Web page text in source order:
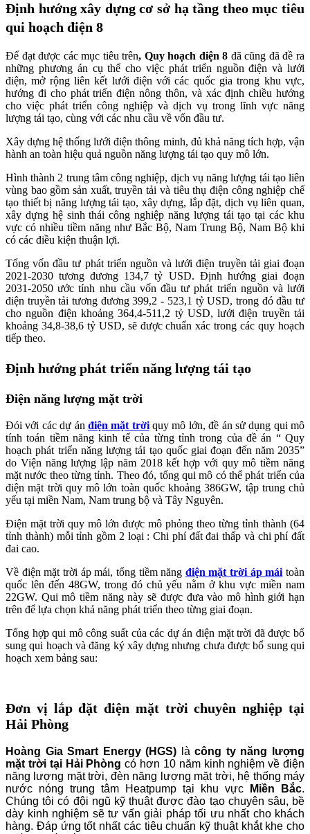
Định hướng xây dựng cơ sở hạ tầng theo mục tiêu
qui hoạch điện 8
Để đạt được các mục tiêu trên, Quy hoạch điện 8 đã cũng đã đề ra
những phương án cụ thể cho việc phát triển nguồn điện và lưới
điện, mở rộng liên kết lưới điện với các quốc gia trong khu vực,
hướng đi cho phát triển điện nông thôn, và xác định chiều hướng
cho việc phát triển công nghiệp và dịch vụ trong lĩnh vực năng
lượng tái tạo, cùng với các nhu cầu về vốn đầu tư.
Xây dựng hệ thống lưới điện thông minh, đủ khả năng tích hợp, vận
hành an toàn hiệu quả nguồn năng lượng tái tạo quy mô lớn.
Hình thành 2 trung tâm công nghiệp, dịch vụ năng lượng tái tạo liên
vùng bao gồm sản xuất, truyền tải và tiêu thụ điện công nghiệp chế
tạo thiết bị năng lượng tái tạo, xây dựng, lắp đặt, dịch vụ liên quan,
xây dựng hệ sinh thái công nghiệp năng lượng tái tạo tại các khu
vực có nhiều tiềm năng như Bắc Bộ, Nam Trung Bộ, Nam Bộ khi
có các điều kiện thuận lợi.
Tổng vốn đầu tư phát triển nguồn và lưới điện truyền tải giai đoạn
2021-2030 tương đương 134,7 tỷ USD. Định hướng giai đoạn
2031-2050 ước tính nhu cầu vốn đầu tư phát triển nguồn và lưới
điện truyền tải tương đương 399,2 - 523,1 tỷ USD, trong đó đầu tư
cho nguồn điện khoảng 364,4-511,2 tỷ USD, lưới điện truyền tải
khoảng 34,8-38,6 tỷ USD, sẽ được chuẩn xác trong các quy hoạch
tiếp theo.
Định hướng phát triển năng lượng tái tạo
Điện năng lượng mặt trời
Đói với các dự án điện mặt trời quy mô lớn, đề án sử dụng qui mô
tính toán tiềm năng kinh tế của từng tỉnh trong của đề án “ Quy
hoạch phát triển năng lượng tái tạo quốc giai đoạn đến năm 2035”
do Viện năng lượng lập năm 2018 kết hợp với quy mô tiềm năng
mặt nước theo từng tỉnh. Theo đó, tổng qui mô có thể phát triển của
điện mặt trời quy mô lớn toàn quốc khoảng 386GW, tập trung chủ
yếu tại miền Nam, Nam trung bộ và Tây Nguyên.
Điện mặt trời quy mô lớn được mô phỏng theo từng tỉnh thành (64
tỉnh thành) mỗi tỉnh gồm 2 loại : Chi phí đất đai thấp và chi phí đất
đai cao.
Về điện mặt trời áp mái, tổng tiềm năng điện mặt trời áp mái toàn
quốc lên đến 48GW, trong đó chủ yếu nằm ở khu vực miền nam
22GW. Qui mô tiềm năng này sẽ được đưa vào mô hình giới hạn
trên để lựa chọn khả năng phát triển theo từng giai đoạn.
Tổng hợp qui mô công suất của các dự án điện mặt trời đã được bổ
sung qui hoạch và đăng ký xây dựng nhưng chưa được bổ sung qui
hoạch xem bảng sau:
Đơn vị lắp đặt điện mặt trời chuyên nghiệp tại
Hải Phòng
Hoàng Gia Smart Energy (HGS) làcông ty năng lượng
mặt trời tại Hải Phòng có hơn 10 năm kinh nghiệm về điện
năng lượng mặt trời, đèn năng lượng mặt trời, hệ thống máy
nước nóng trung tâm Heatpump tại khu vực
Miền Bắc.
Chúng tôi có đội ngũ kỹ thuật được đào tạo chuyên sâu, bề
dày kinh nghiệm sẽ tư vấn giải pháp tối ưu nhất cho khách
hàng. Đáp ứng tốt nhất các tiêu chuẩn kỹ thuật khắt khe cho